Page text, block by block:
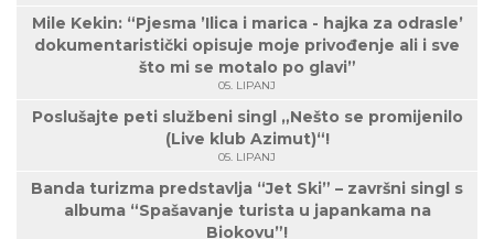
Mile Kekin: “Pjesma ’Ilica i marica - hajka za odrasle’
dokumentaristički opisuje moje privođenje ali i sve
što mi se motalo po glavi”
05. LIPANJ
Poslušajte peti službeni singl „Nešto se promijenilo
(Live klub Azimut)“!
05. LIPANJ
Banda turizma predstavlja “Jet Ski” – završni singl s
albuma “Spašavanje turista u japankama na
Biokovu”!